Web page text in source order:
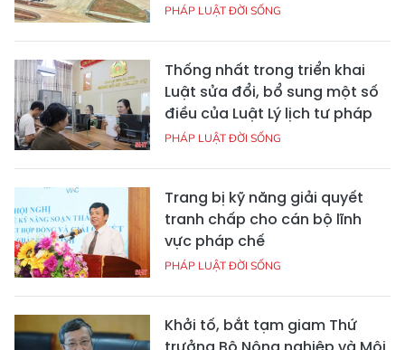
PHÁP LUẬT ĐỜI SỐNG
Thống nhất trong triển khai
Luật sửa đổi, bổ sung một số
điều của Luật Lý lịch tư pháp
PHÁP LUẬT ĐỜI SỐNG
Trang bị kỹ năng giải quyết
tranh chấp cho cán bộ lĩnh
vực pháp chế
PHÁP LUẬT ĐỜI SỐNG
Khởi tố, bắt tạm giam Thứ